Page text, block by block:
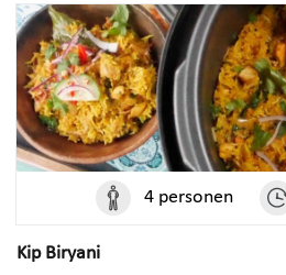
4 personen
Kip Biryani